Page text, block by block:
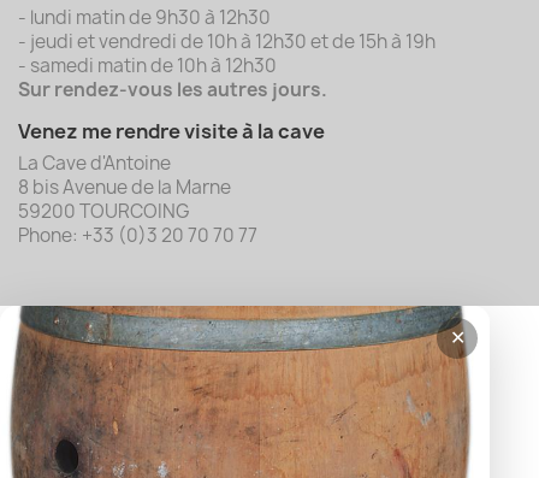
- lundi matin de 9h30 à 12h30
- jeudi et vendredi de 10h à 12h30 et de 15h à 19h
- samedi matin de 10h à 12h30
Sur rendez-vous les autres jours.
Venez me rendre visite à la cave
La Cave d'Antoine
8 bis Avenue de la Marne
59200 TOURCOING
Phone: +33 (0)3 20 70 70 77
✕